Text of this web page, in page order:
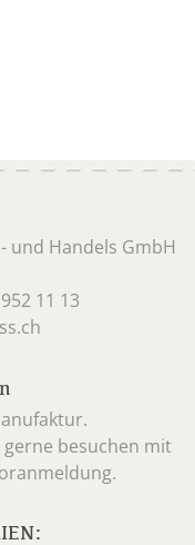
und Handels GmbH
11 13
gerne besuchen mit